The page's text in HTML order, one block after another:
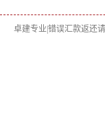
卓建专业|错误汇款返还